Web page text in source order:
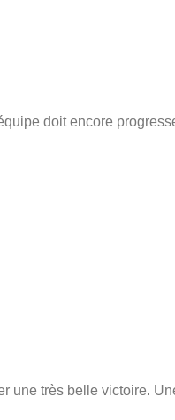
doit encore
une très belle victoire.